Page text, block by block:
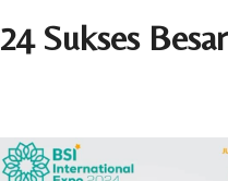
Sukses Besar